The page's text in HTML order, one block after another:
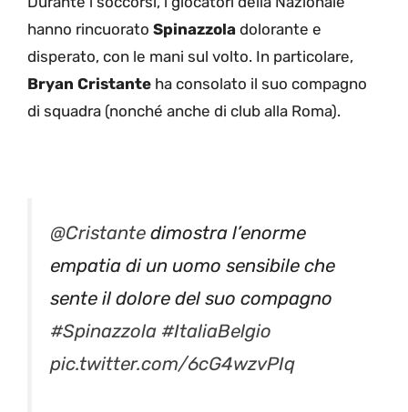
hanno rincuorato Spinazzola dolorante e
disperato, con le mani sul volto. In particolare,
Bryan Cristante ha consolato il suo compagno
di squadra (nonché anche di club alla Roma).
@Cristante dimostra l’enorme
empatia di un uomo sensibile che
sente il dolore del suo compagno
#Spinazzola #ItaliaBelgio
pic.twitter.com/6cG4wzvPIq